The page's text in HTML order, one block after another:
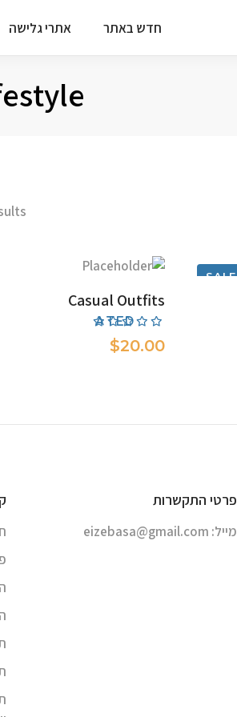
חדש באתר אתרי גלישה
Casual Outfits
Rated
out
of 5
$20.00
SALE
פרטי התקשרות
מייל: eizebasa@gmail.com